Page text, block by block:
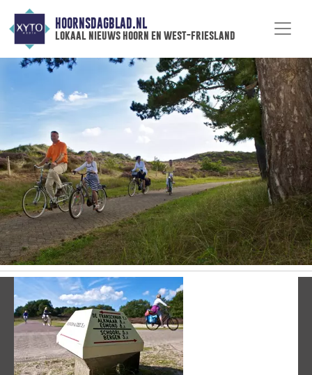
HOORNSDAGBLAD.NL
lokaal nieuws hoorn en west-friesland
Vorige